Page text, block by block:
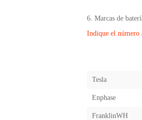
6. Marcas de
Indique el número
Tesla
Enphase
FranklinWH